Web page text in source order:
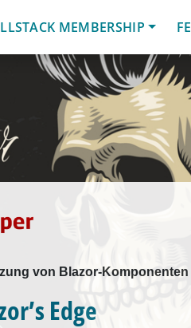
MEMBERSHIP
von Blazor-
Edge